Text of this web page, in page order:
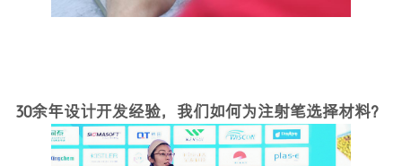
30余年设计开发经验，我们如何为注射笔选择材料？